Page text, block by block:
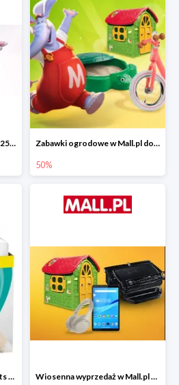
Wózki i foteliki w Mall.pl do -25% Zabawki ogrodowe w Mall.pl do -40%
50%
Pampers Pieluchomajtki Pants 4 (9-15 kg) 176 szt. -16% Wiosenna wyprzedaż w Mall.pl do -80%